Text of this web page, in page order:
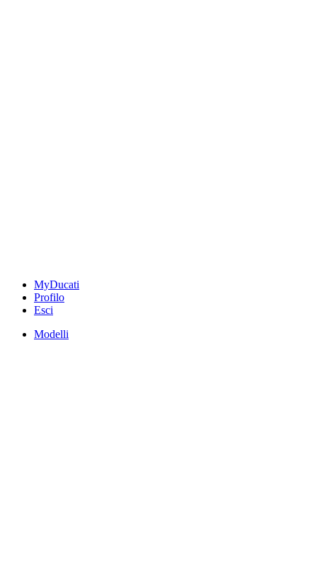
MyDucati
Profilo
Esci
Modelli